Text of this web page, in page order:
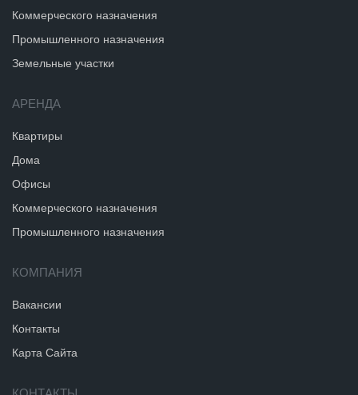
Коммерческого назначения
Промышленного назначения
Земельные участки
АРЕНДА
Квартиры
Дома
Офисы
Коммерческого назначения
Промышленного назначения
КОМПАНИЯ
Вакансии
Контакты
Карта Сайта